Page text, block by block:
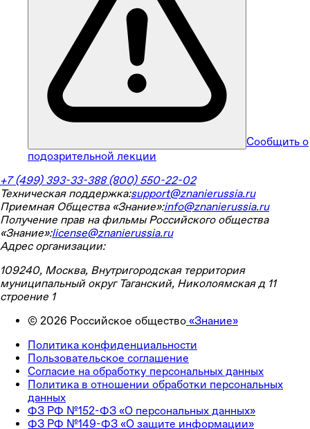
Сообщить о
подозрительной лекции
+7 (499) 393-33-388 (800) 550-22-02
Техническая поддержка:support@znanierussia.ru
Приемная Общества «Знание»:info@znanierussia.ru
Получение прав на фильмы Российского общества
«Знание»:license@znanierussia.ru
Адрес организации:
109240, Москва, Внутригородская территория
муниципальный округ Таганский, Николоямская д 11
строение 1
© 2026 Российское общество «Знание»
Политика конфиденциальности
Пользовательское соглашение
Согласие на обработку персональных данных
Политика в отношении обработки персональных
данных
ФЗ РФ №152-ФЗ «О персональных данных»
ФЗ РФ №149-ФЗ «О защите информации»